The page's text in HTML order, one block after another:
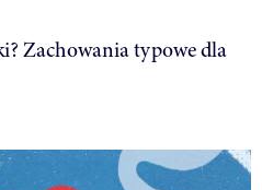
Zachowania typowe dla